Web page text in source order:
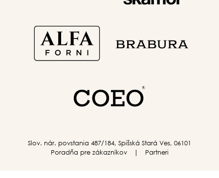
Slov. nár. povstania 487/184, Spišská Stará Ves, 06101
Poradňa pre zákazníkov
Partneri